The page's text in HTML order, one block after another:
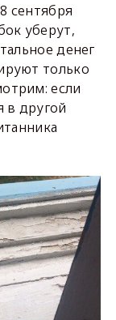
сентября
уберут,
денег
только
если
в другой